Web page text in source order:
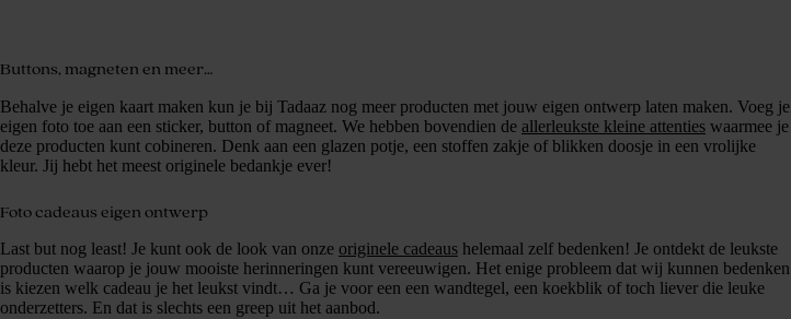
Buttons, magneten en meer…
Behalve je eigen kaart maken kun je bij Tadaaz nog meer producten met jouw eigen ontwerp laten maken. Voeg je
eigen foto toe aan een sticker, button of magneet. We hebben bovendien de allerleukste kleine attenties waarmee je
deze producten kunt cobineren. Denk aan een glazen potje, een stoffen zakje of blikken doosje in een vrolijke
kleur. Jij hebt het meest originele bedankje ever!
Foto cadeaus eigen ontwerp
Last but nog least! Je kunt ook de look van onze originele cadeaus helemaal zelf bedenken! Je ontdekt de leukste
producten waarop je jouw mooiste herinneringen kunt vereeuwigen. Het enige probleem dat wij kunnen bedenken
is kiezen welk cadeau je het leukst vindt… Ga je voor een een wandtegel, een koekblik of toch liever die leuke
onderzetters. En dat is slechts een greep uit het aanbod.